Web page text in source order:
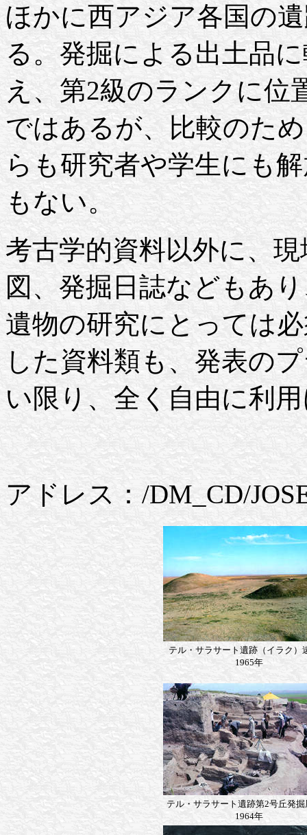
ほかに西アジア各国の
る。発掘による出土品
え、第2級のランクに位
ではあるが、比較のた
らも研究者や学生にも
もない。
考古学的資料以外に、
図、発掘日誌などもあ
遺物の研究にとっては
した資料類も、発表の
い限り、全く自由に利
アドレス：/DM_CD/
テル・サラサート遺跡（イラク
1965年
テル・サラサート遺跡第2号丘発
1964年